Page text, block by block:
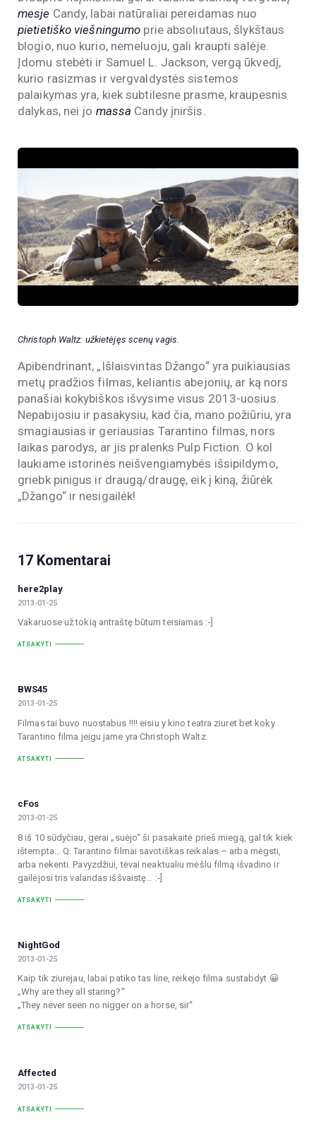
mesje Candy, labai natūraliai pereidamas nuo
pietietiško viešningumo prie absoliutaus, šlykštaus
blogio, nuo kurio, nemeluoju, gali kraupti salėje.
Įdomu stebėti ir Samuel L. Jackson, vergą ūkvedį,
kurio rasizmas ir vergvaldystės sistemos
palaikymas yra, kiek subtilesne prasme, kraupesnis
dalykas, nei jo massa Candy įniršis.
Christoph Waltz: užkietėjęs scenų vagis.
Apibendrinant, „Išlaisvintas Džango“ yra puikiausias
metų pradžios filmas, keliantis abejonių, ar ką nors
panašiai kokybiškos išvysime visus 2013-uosius.
Nepabijosiu ir pasakysiu, kad čia, mano požiūriu, yra
smagiausias ir geriausias Tarantino filmas, nors
laikas parodys, ar jis pralenks Pulp Fiction. O kol
laukiame istorinės neišvengiamybės išsipildymo,
griebk pinigus ir draugą/draugę, eik į kiną, žiūrėk
„Džango“ ir nesigailėk!
17 Komentarai
here2play
2013-01-25
Vakaruose už tokią antraštę būtum teisiamas :-]
ATSAKYTI
BWS45
2013-01-25
Filmas tai buvo nuostabus !!!! eisiu y kino teatra ziuret bet koky
Tarantino filma jeigu jame yra Christoph Waltz.
ATSAKYTI
cFos
2013-01-25
8 iš 10 sūdyčiau, gerai „suėjo“ ši pasakaitė prieš miegą, gal tik kiek
ištempta… Q. Tarantino filmai savotiškas reikalas – arba mėgsti,
arba nekenti. Pavyzdžiui, tėvai neaktualiu mėšlu filmą išvadino ir
gailėjosi tris valandas iššvaistę… :-]
ATSAKYTI
NightGod
2013-01-25
Kaip tik ziurejau, labai patiko tas line, reikejo filma sustabdyt 😀
„Why are they all staring?“
„They never seen no nigger on a horse, sir“
ATSAKYTI
Affected
2013-01-25
ATSAKYTI